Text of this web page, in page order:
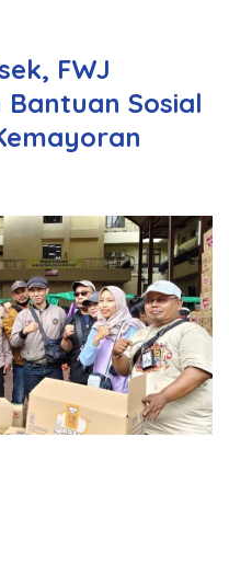
FWJ
Sosial